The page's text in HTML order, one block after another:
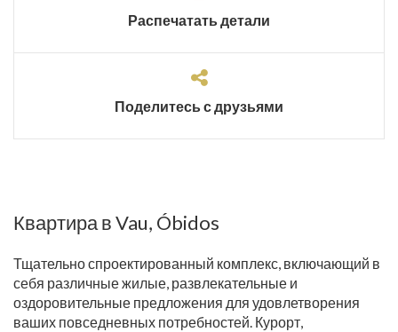
Распечатать детали
Поделитесь с друзьями
Квартира в Vau, Óbidos
Тщательно спроектированный комплекс, включающий в
себя различные жилые, развлекательные и
оздоровительные предложения для удовлетворения
ваших повседневных потребностей. Курорт,